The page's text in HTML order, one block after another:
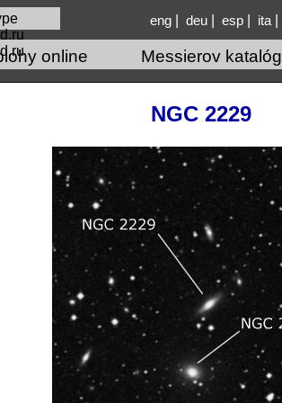
eng deu esp ita
online Messierov katalóg
NGC 2229